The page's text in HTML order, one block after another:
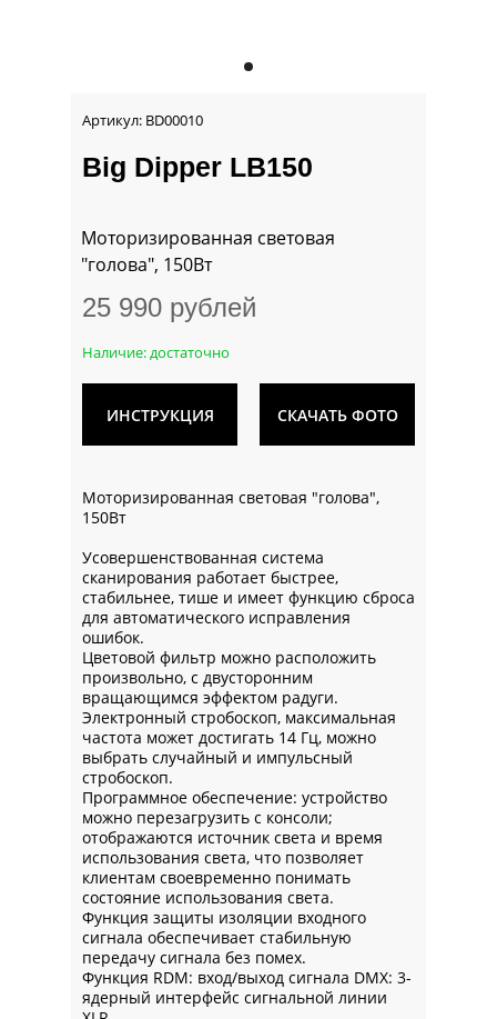
Big Dipper LB150
Моторизированная световая
"голова", 150Вт
25 990 рублей
Моторизированная световая "голова",
150Вт
Усовершенствованная система
сканирования работает быстрее,
стабильнее, тише и имеет функцию сброса
для автоматического исправления
ошибок.
Цветовой фильтр можно расположить
произвольно, с двусторонним
вращающимся эффектом радуги.
Электронный стробоскоп, максимальная
частота может достигать 14 Гц, можно
выбрать случайный и импульсный
стробоскоп.
Программное обеспечение: устройство
можно перезагрузить с консоли;
отображаются источник света и время
использования света, что позволяет
клиентам своевременно понимать
состояние использования света.
Функция защиты изоляции входного
сигнала обеспечивает стабильную
передачу сигнала без помех.
Функция RDM: вход/выход сигнала DMX: 3-
ядерный интерфейс сигнальной линии
ИНСТРУКЦИЯ
Наличие: достаточно
СКАЧАТЬ ФОТО
Артикул: BD00010